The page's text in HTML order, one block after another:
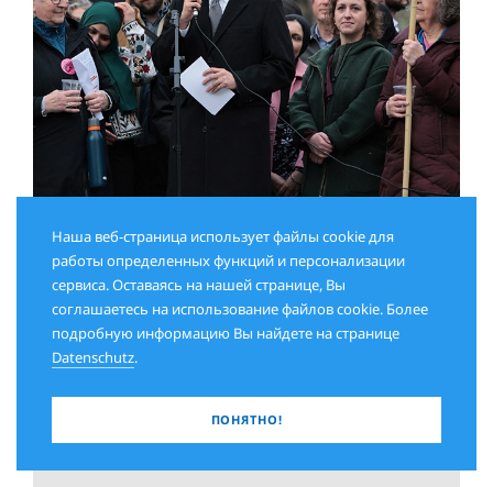
АВГУСТ 2026
«Раковая опухоль внутри еврейской
общины»
Посол Израиля высказал жестокую, но
необходимую правду
Наша веб-страница использует файлы cookie для
работы определенных функций и персонализации
сервиса. Оставаясь на нашей странице, Вы
соглашаетесь на использование файлов cookie. Более
подробную информацию Вы найдете на странице
Datenschutz.
ПОНЯТНО!